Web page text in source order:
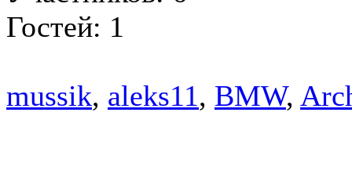
Гостей: 1
mussik, aleks11, BMW,